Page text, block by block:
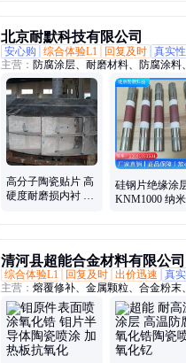
北京耐默科技有限公司
安心购
综合体验L1 回复及时 真实
主营： 防腐涂层、耐磨材料、防腐涂
涂层、耐磨钢板
高分子陶瓷贴片 高
硬度耐磨损内衬 抗
硅钢片绝缘涂
KNM1000 纳
清河县超能合金材料有限公司
综合体验L1
回复及时 出价迅速 真
主营： 熔覆修补、金属颗粒、合金粉
氧化铝陶瓷粉、防腐陶瓷涂层、金属涂